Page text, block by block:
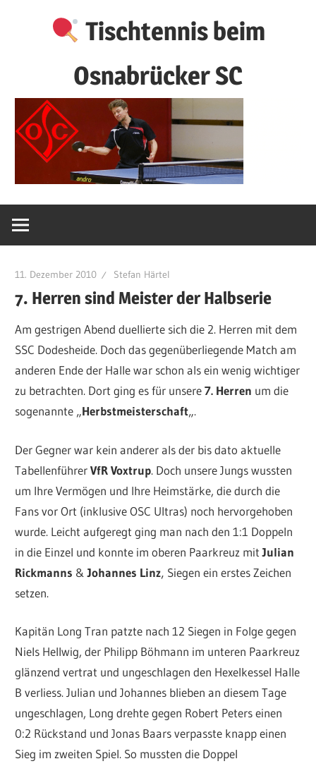
Tischtennis beim
Osnabrücker SC
11. Dezember 2010 Stefan Härtel
7. Herren sind Meister der Halbserie
Am gestrigen Abend duellierte sich die 2. Herren mit dem
SSC Dodesheide. Doch das gegenüberliegende Match am
anderen Ende der Halle war schon als ein wenig wichtiger
zu betrachten. Dort ging es für unsere7. Herren um die
sogenannte „Herbstmeisterschaft„.
Der Gegner war kein anderer als der bis dato aktuelle
TabellenführerVfR Voxtrup. Doch unsere Jungs wussten
um Ihre Vermögen und Ihre Heimstärke, die durch die
Fans vor Ort (inklusive OSC Ultras) noch hervorgehoben
wurde. Leicht aufgeregt ging man nach den 1:1 Doppeln
in die Einzel und konnte im oberen Paarkreuz mitJulian
Rickmanns &Johannes Linz‚ Siegen ein erstes Zeichen
setzen.
Kapitän Long Tran patzte nach 12 Siegen in Folge gegen
Niels Hellwig, der Philipp Böhmann im unteren Paarkreuz
glänzend vertrat und ungeschlagen den Hexelkessel Halle
B verliess. Julian und Johannes blieben an diesem Tage
ungeschlagen, Long drehte gegen Robert Peters einen
0:2 Rückstand und Jonas Baars verpasste knapp einen
Sieg im zweiten Spiel. So mussten die Doppel